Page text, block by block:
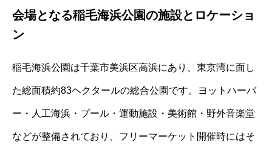
会場となる稲毛海浜公園の施設とロケーショ
ン
稲毛海浜公園は千葉市美浜区高浜にあり、東京湾に面し
た総面積約83ヘクタールの総合公園です。ヨットハーバ
ー・人工海浜・プール・運動施設・美術館・野外音楽堂
などが整備されており、フリーマーケット開催時にはそ